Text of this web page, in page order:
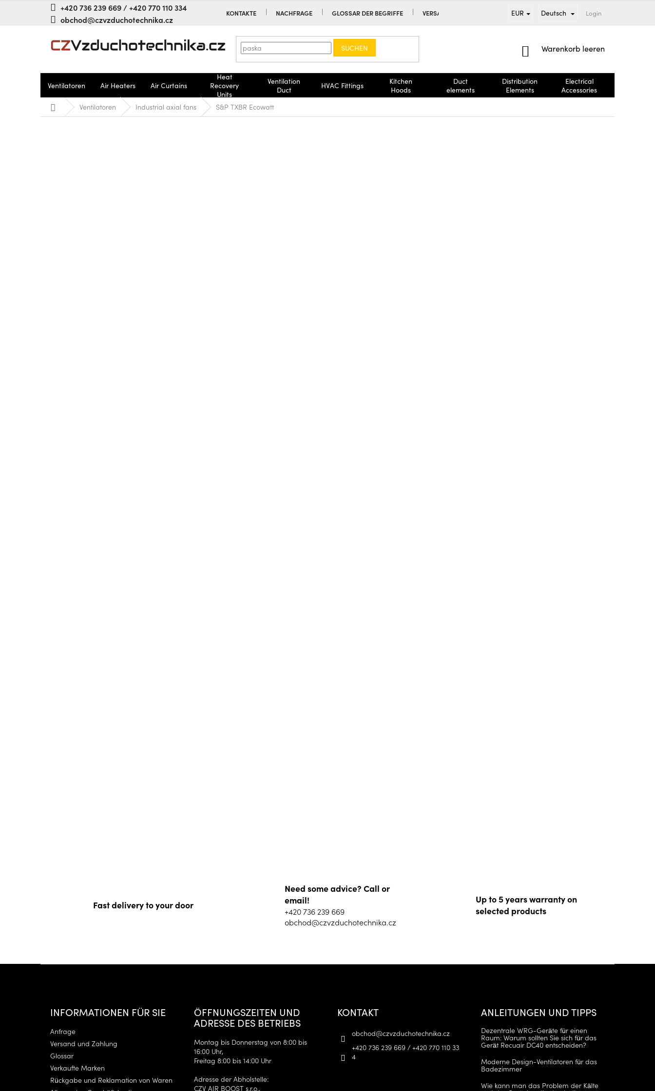
+420 736 239 669 / +420 770 110 334
obchod@czvzduchotechnika.cz
KONTAKTE NACHFRAGE GLOSSAR DER BEGRIFFE VERSAND UND ZAHLUNG VERKAUFTE MARKEN
EUR Deutsch Login
SUCHEN WARENKORB
Warenkorb leeren
Ventilatoren Air Heaters Air Curtains
Heat
Recovery
Units
Ventilation
Duct
HVAC Fittings
Kitchen
Hoods
Duct
elements
Distribution
Elements
Electrical
Accessories
StartseiteVentilatoren Industrial axial fans S&P TXBR Ecowatt
Fast delivery to your door
Need some advice? Call or
email!
+420 736 239 669
obchod@czvzduchotechnika.cz
Up to 5 years warranty on
selected products
INFORMATIONEN FÜR SIE
Anfrage
Versand und Zahlung
Glossar
Verkaufte Marken
Rückgabe und Reklamation von Waren
ÖFFNUNGSZEITEN UND
ADRESSE DES BETRIEBS
Montag bis Donnerstag von 8:00 bis
16:00 Uhr,
Freitag 8:00 bis 14:00 Uhr
Adresse der Abholstelle:
CZV AIR BOOST s.r.o.,
KONTAKT
obchod@czvzduchotechnika.cz
+420 736 239 669 / +420 770 110 33
4
ANLEITUNGEN UND TIPPS
Dezentrale WRG-Geräte für einen
Raum: Warum sollten Sie sich für das
Gerät Recuair DC40 entscheiden?
Moderne Design-Ventilatoren für das
Badezimmer
Wie kann man das Problem der Kälte